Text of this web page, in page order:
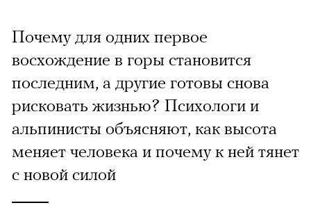
Почему для одних первое
восхождение в горы становится
последним, а другие готовы снова
рисковать жизнью? Психологи и
альпинисты объясняют, как высота
меняет человека и почему к ней тянет
с новой силой